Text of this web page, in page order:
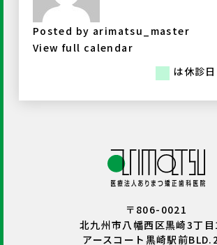
Posted by arimatsu_master
View full calendar
は休診日
〒806-0021
北九州市八幡西区黒崎3丁
アースコート黒崎駅前